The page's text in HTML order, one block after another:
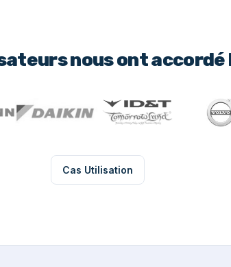
nous ont accordé
Cas Utilisation